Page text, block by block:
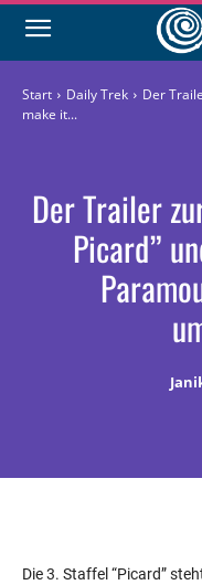
Start Daily Trek
Der
make it...
Der Trailer
Picard”
Die 3. Staffel “Picard”